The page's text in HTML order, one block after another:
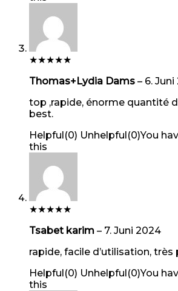
★★★★★
Thomas+Lydia Dams – 6.
top ,rapide, énorme quantité
best.
Helpful(0) Unhelpful(0)You
this
★★★★★
Tsabet karim – 7. Juni 2024
rapide, facile d’utilisation,
Helpful(0) Unhelpful(0)You
this